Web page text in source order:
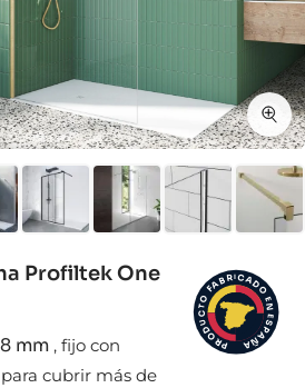
Profiltek One
mm , fijo con
cubrir más de
P
R
O
D
U
C
T
O
FABRICADO
E
N
E
S
P
A
Ñ
A